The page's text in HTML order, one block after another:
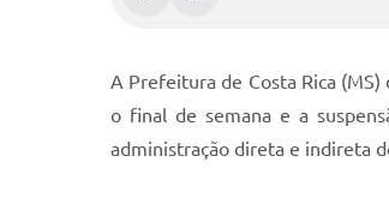
A Prefeitura de Costa Rica
o final de semana e a
administração direta e indireta